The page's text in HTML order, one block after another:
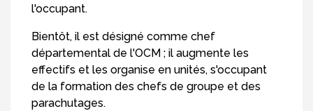
l'occupant.
Bientôt, il est désigné comme chef
départemental de l'OCM ; il augmente les
effectifs et les organise en unités, s'occupant
de la formation des chefs de groupe et des
parachutages.